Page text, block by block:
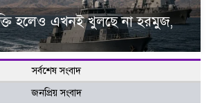
হলেও এখনই খুলছে না হরমুজ,
সর্বশেষ সংবাদ
জনপ্রিয় সংবাদ